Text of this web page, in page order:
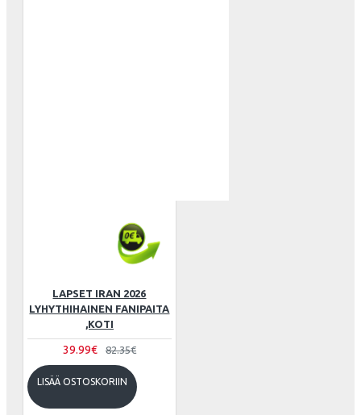
LAPSET IRAN 2026
LYHYTHIHAINEN FANIPAITA
,KOTI
39.99€ 82.35€
LISÄÄ OSTOSKORIIN